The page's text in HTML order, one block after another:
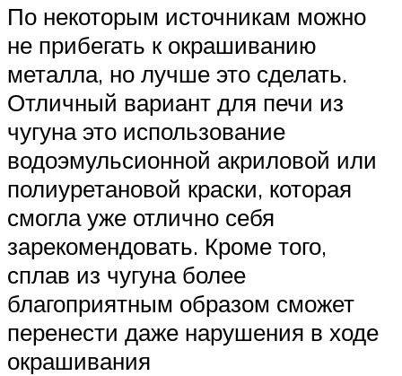
По некоторым источникам можно
не прибегать к окрашиванию
металла, но лучше это сделать.
Отличный вариант для печи из
чугуна это использование
водоэмульсионной акриловой или
полиуретановой краски, которая
смогла уже отлично себя
зарекомендовать. Кроме того,
сплав из чугуна более
благоприятным образом сможет
перенести даже нарушения в ходе
окрашивания